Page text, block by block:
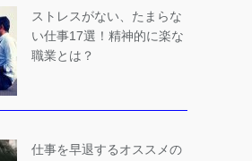
ストレスがない、たまらな
い仕事17選！精神的に楽な
職業とは？
仕事を早退するオススメの